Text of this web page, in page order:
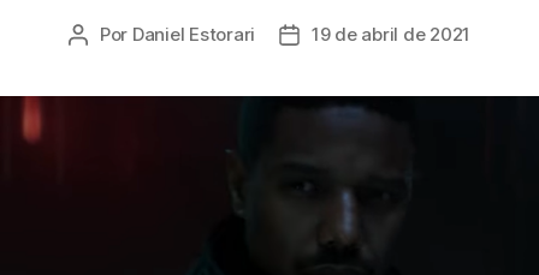
Autor
Por Daniel Estorari
Data19 de abril de 2021